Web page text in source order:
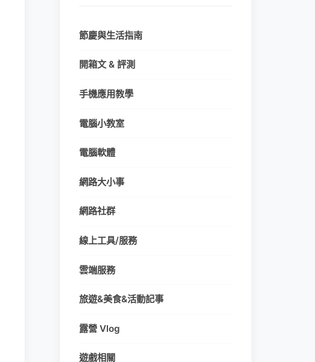
節慶與生活指南
開箱文 & 評測
手機應用教學
電腦小教室
電腦軟體
網路大小事
網路社群
線上工具/服務
雲端服務
旅遊&美食&活動記事
露營 Vlog
遊戲相關